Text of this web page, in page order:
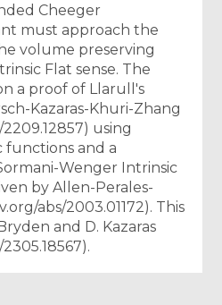
Cheeger
must approach the
volume preserving
Flat sense. The
a proof of Llarull's
Kazaras-Khuri-Zhang
using
functions and a
Wenger Intrinsic
by Allen-Perales-
abs/2003.01172). This
and D. Kazaras